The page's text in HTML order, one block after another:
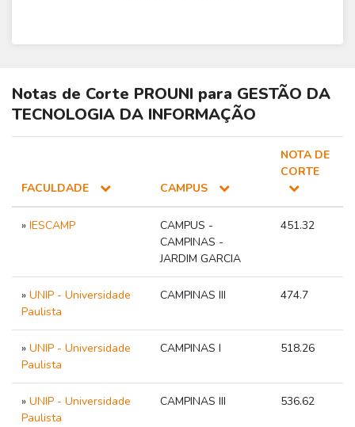
Notas de Corte PROUNI para GESTÃO DA
TECNOLOGIA DA INFORMAÇÃO
FACULDADE CAMPUS
NOTA DE
CORTE
» IESCAMP
CAMPUS -
CAMPINAS -
JARDIM GARCIA
451.32
» UNIP - Universidade
Paulista
CAMPINAS III 474.7
» UNIP - Universidade
Paulista
CAMPINAS I 518.26
» UNIP - Universidade
Paulista
CAMPINAS III 536.62